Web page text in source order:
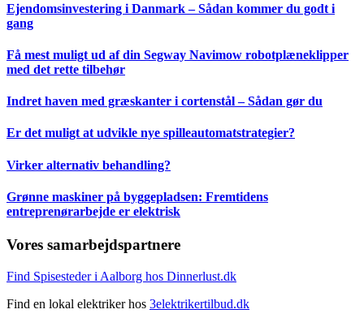
Ejendomsinvestering i Danmark – Sådan kommer du godt i
gang
Få mest muligt ud af din Segway Navimow robotplæneklipper
med det rette tilbehør
Indret haven med græskanter i cortenstål – Sådan gør du
Er det muligt at udvikle nye spilleautomatstrategier?
Virker alternativ behandling?
Grønne maskiner på byggepladsen: Fremtidens
entreprenørarbejde er elektrisk
Vores samarbejdspartnere
Find Spisesteder i Aalborg hos Dinnerlust.dk
Find en lokal elektriker hos 3elektrikertilbud.dk